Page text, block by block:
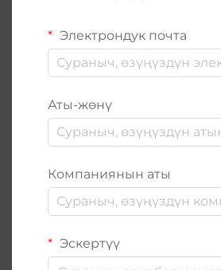
Электрондук почта
Аты-жөнү
Компаниянын аты
Эскертүү